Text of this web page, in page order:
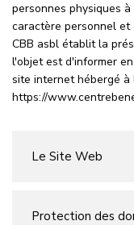
personnes physiques
caractère personnel et
CBB asbl établit la
l'objet est d'informer
site internet hébergé à
https://
Le Site Web
Protection des